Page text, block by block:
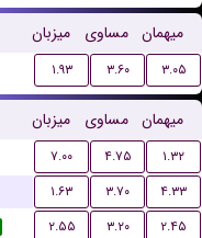
میزبان مساوی میهمان
۱.۹۳ ۳.۶۰ ۳.۰۵
میزبان مساوی میهمان
۷.۰۰ ۴.۷۵
۱.۳۲
۱.۶۳ ۳.۷۰
۴.۳۳
۲.۵۵ ۳.۲۰
۲.۴۵